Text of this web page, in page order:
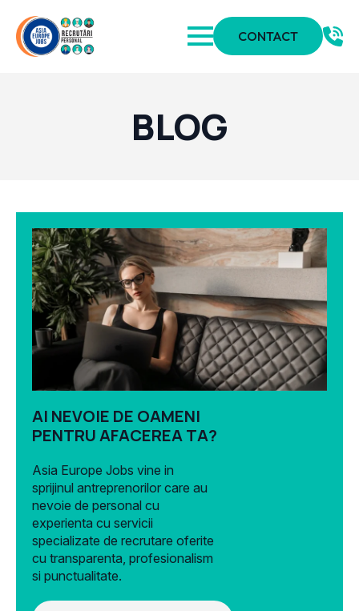
CONTACT
BLOG
AI NEVOIE DE OAMENI
PENTRU AFACEREA TA?
Asia Europe Jobs vine in
sprijinul antreprenorilor care au
nevoie de personal cu
experienta cu servicii
specializate de recrutare oferite
cu transparenta, profesionalism
si punctualitate.